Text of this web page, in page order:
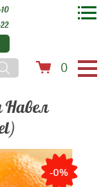
0
Навел
-0%